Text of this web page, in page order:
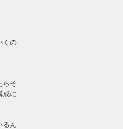
くの
らそ
成に
るん